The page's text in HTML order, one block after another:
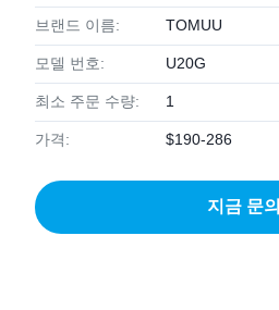
브랜드 이름: TOMUU
모델 번호: U20G
최소 주문 수량: 1
가격: $190-286
지금 문의